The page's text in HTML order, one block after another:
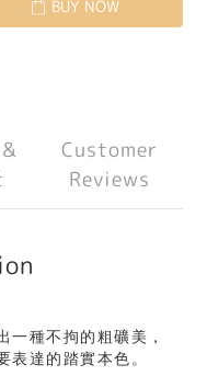
BUY NOW
Customer
Reviews
一種不拘的粗礦美，
表達的踏實本色。